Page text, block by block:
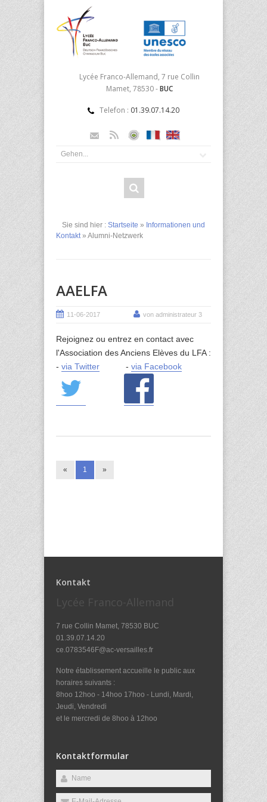
Lycée Franco-Allemand, 7 rue Collin
Mamet, 78530 -BUC
Telefon : 01.39.07.14.20
Sie sind hier : Startseite » Informationen und
Kontakt» Alumni-Netzwerk
AAELFA
11-06-2017 von administrateur 3
Rejoignez ou entrez en contact avec
l'Association des Anciens Elèves du LFA :
- via Twitter - via Facebook
« 1 »
Kontakt
Lycée Franco-Allemand
7 rue Collin Mamet, 78530 BUC
01.39.07.14.20
ce.0783546F@ac-versailles.fr
Notre établissement accueille le public aux
horaires suivants :
8hoo 12hoo - 14hoo 17hoo - Lundi, Mardi,
Jeudi, Vendredi
et le mercredi de 8hoo à 12hoo
Kontaktformular